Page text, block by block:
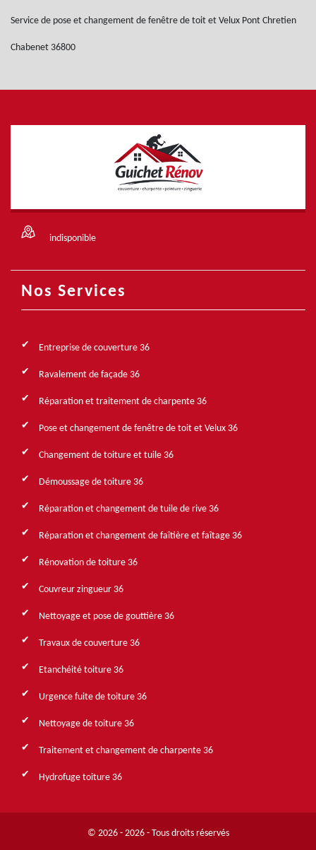
Service de pose et changement de fenêtre de toit et Velux Pont Chretien
Chabenet 36800
indisponible
Nos Services
Entreprise de couverture 36
Ravalement de façade 36
Réparation et traitement de charpente 36
Pose et changement de fenêtre de toit et Velux 36
Changement de toiture et tuile 36
Démoussage de toiture 36
Réparation et changement de tuile de rive 36
Réparation et changement de faîtière et faîtage 36
Rénovation de toiture 36
Couvreur zingueur 36
Nettoyage et pose de gouttière 36
Travaux de couverture 36
Etanchéité toiture 36
Urgence fuite de toiture 36
Nettoyage de toiture 36
Traitement et changement de charpente 36
Hydrofuge toiture 36
© 2026 - 2026 - Tous droits réservés